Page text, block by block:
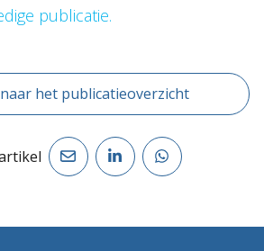
publicatie.
het publicatieoverzicht